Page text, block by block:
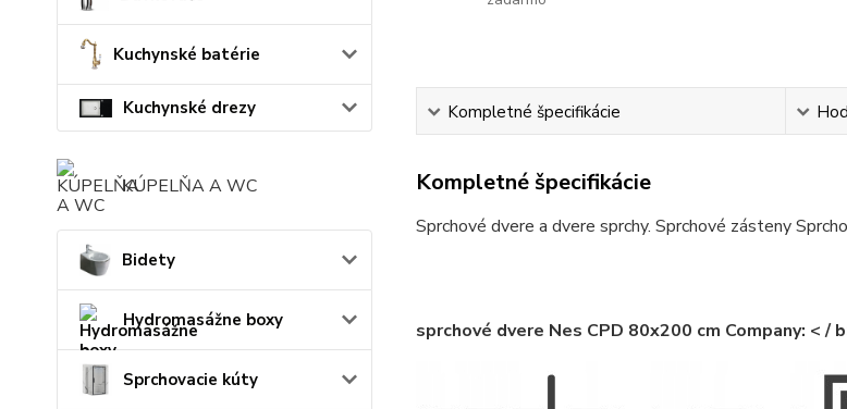
Kuchynské batérie
Kuchynské drezy
KÚPELŇA A WC
Bidety
Hydromasážne boxy
Sprchovacie kúty
Kompletné špecifikácie
Kompletné špecifikácie
Sprchové dvere a dvere sprchy. Sprchové zásteny
sprchové dvere Nes CPD 80x200 cm Company: < /